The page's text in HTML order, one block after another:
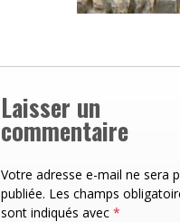
Laisser un
commentaire
Votre adresse e-mail ne sera
publiée. Les champs
sont indiqués avec *